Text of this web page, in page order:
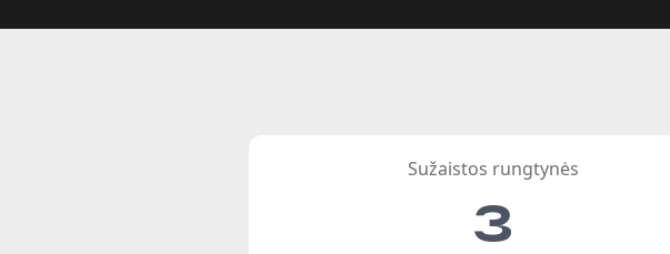
Sužaistos rungtynės
3